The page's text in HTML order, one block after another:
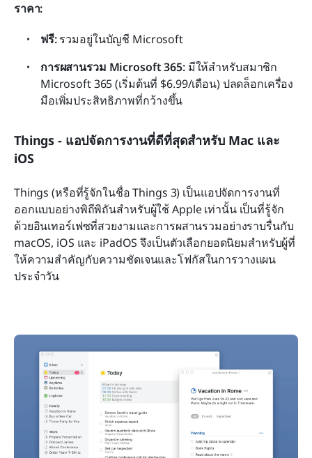
ราคา:
ฟรี: รวมอยู่ในบัญชี Microsoft
การผสานรวม Microsoft 365: มีให้สำหรับสมาชิก
Microsoft 365 (เริ่มต้นที่ $6.99/เดือน) ปลดล็อกเครื่อง
มือเพิ่มประสิทธิภาพที่กว้างขึ้น
Things - แอปจัดการงานที่ดีที่สุดสำหรับ Mac และ
iOS
Things (หรือที่รู้จักในชื่อ Things 3) เป็นแอปจัดการงานที่
ออกแบบอย่างพิถีพิถันสำหรับผู้ใช้ Apple เท่านั้น เป็นที่รู้จัก
ด้วยอินเทอร์เฟซที่สวยงามและการผสานรวมอย่างราบรื่นกับ
macOS, iOS และ iPadOS จึงเป็นตัวเลือกยอดนิยมสำหรับผู้ที่
ให้ความสำคัญกับความชัดเจนและโฟกัสในการวางแผน
ประจำวัน